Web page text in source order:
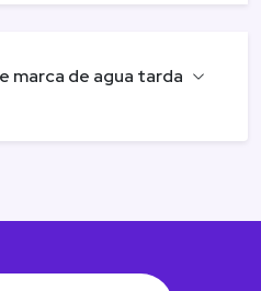
marca de agua tarda